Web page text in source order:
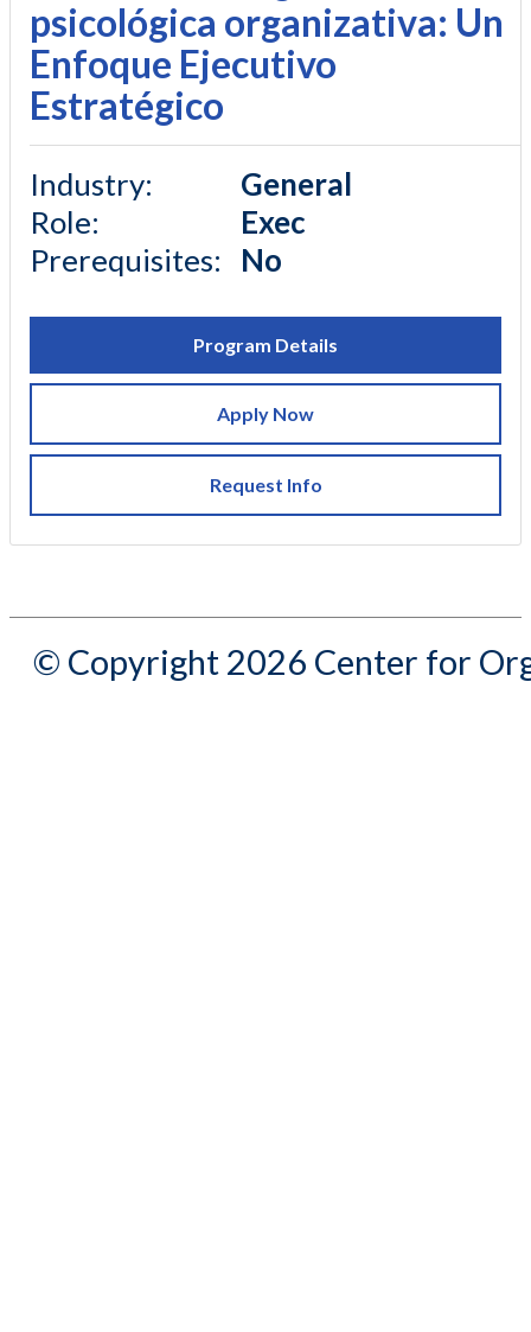
psicológica organizativa: Un
Enfoque Ejecutivo
Estratégico
Industry:
General
Role:
Exec
Prerequisites: No
Program Details
Apply Now
Request Info
© Copyright 2026 Center for